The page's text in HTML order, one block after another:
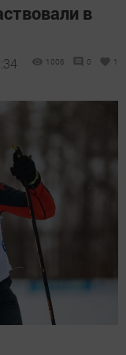
в
1006 0 1